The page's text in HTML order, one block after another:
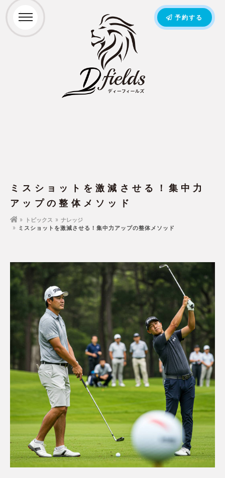
予約する
ミスショットを激減させる！集中力
アップの整体メソッド
トピックス
ナレッジ
ミスショットを激減させる！集中力アップの整体メソッド